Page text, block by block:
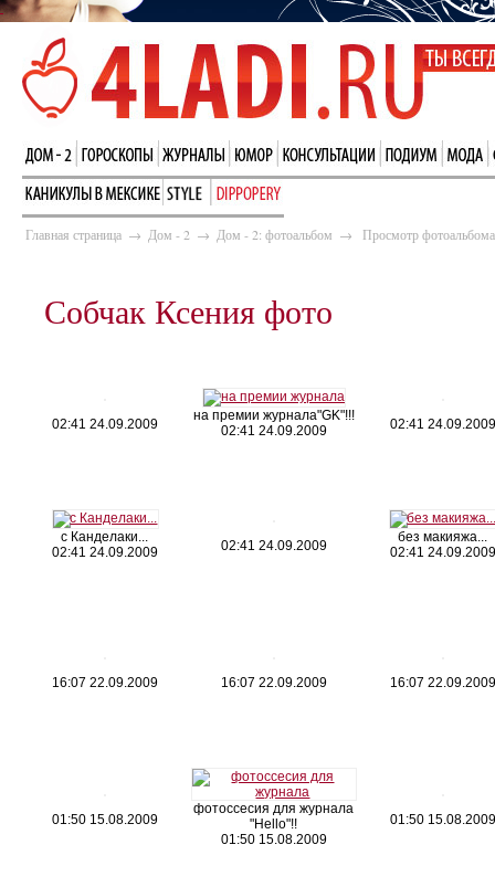
Главная страница → Дом - 2 → Дом - 2: фотоальбом → Просмотр
Собчак Ксения фото
02:41 24.09.2009
на премии журнала"GK"!!!
02:41 24.09.2009
02:41 24.09.2009
с Канделаки...
02:41 24.09.2009
02:41 24.09.2009
без макияжа...
02:41 24.09.2009
16:07 22.09.2009 16:07 22.09.2009 16:07 22.09.2009
01:50 15.08.2009
фотоссесия для журнала
"Hello"!!
01:50 15.08.2009
01:50 15.08.2009